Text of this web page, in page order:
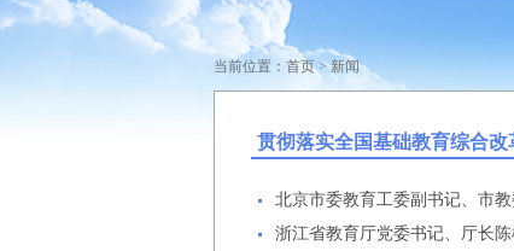
当前位置： 首页>新闻
贯彻落实全国基础教育综合
北京市委教育工委副书记、市
浙江省教育厅党委书记、厅长